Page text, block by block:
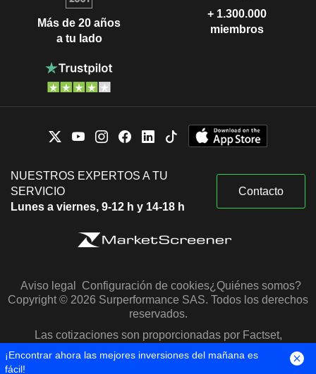
Más de 20 años
a tu lado
+ 1.300.000
miembros
NUESTROS EXPERTOS A TU
SERVICIO
Lunes a viernes, 9-12 h y 14-18 h
Contacto
Aviso legal Configuración de cookies¿Quiénes somos?
Copyright © 2026 Surperformance SAS. Todos los derechos
reservados.
Las cotizaciones son proporcionadas por Factset,
Morningstar y S&P Capital IQ
¡Encontrar ahora las mejores inversiones del mañana es
fácil!